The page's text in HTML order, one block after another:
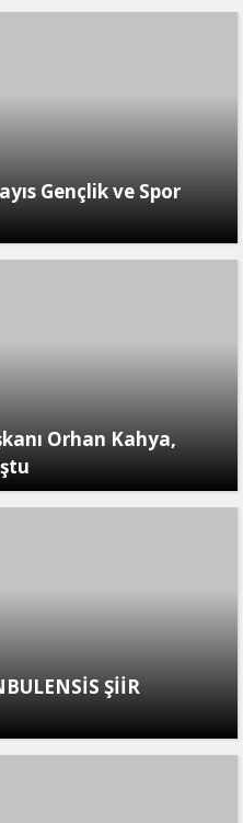
Gençlik ve Spor
Orhan Kahya,
ŞİİR